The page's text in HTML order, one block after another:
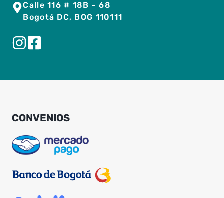
Calle 116 # 18B - 68
Bogotá DC, BOG 110111
CONVENIOS